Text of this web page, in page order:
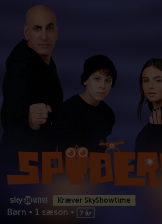
Kræver SkyShowtime
Børn • 1 sæson •